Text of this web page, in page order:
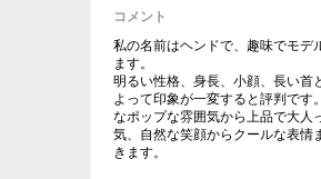
コメント
私の名前はヘンドで、趣味でモデ
ます。
明るい性格、身長、小顔、長い首
よって印象が一変すると評判です
なポップな雰囲気から上品で大人
気、自然な笑顔からクールな表情
きます。